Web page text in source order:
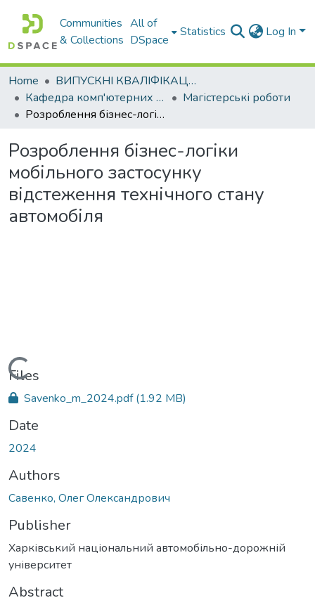
Communities
& Collections
All of
DSpace
Statistics Log In
Home
ВИПУСКНІ КВАЛІФІКАЦІЙНІ РОБОТИ
Кафедра комп'ютерних наук і інформаційних систем
Магістерські роботи
Розроблення бізнес-логіки мобільного застосунку відстеження технічного стану автомобіля
Розроблення бізнес-логіки
мобільного застосунку
відстеження технічного стану
автомобіля
Loading...
Files
Savenko_m_2024.pdf(1.92 MB)
Date
2024
Authors
Савенко, Олег Олександрович
Publisher
Харківський національний автомобільно-дорожній
університет
Abstract